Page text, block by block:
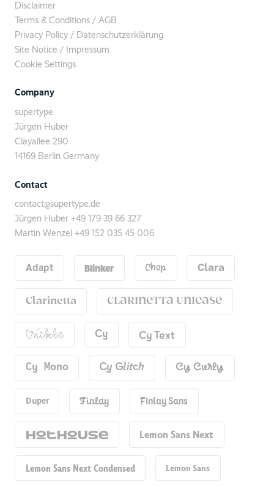
Disclaimer
Terms & Conditions / AGB
Privacy Policy / Datenschutzerklärung
Site Notice / Impressum
Cookie Settings
Company
supertype
Jürgen Huber
Clayallee 290
14169 Berlin Germany
Contact
contact@supertype.de
Jürgen Huber +49 179 39 66 327
Martin Wenzel +49 152 035 45 006
Adapt Blinker Chop Clara
Clarinetta Clarinetta Unicase
Crickle Cy Cy Text
Cy Mono Cy Glitch Cy Curly
Duper Finlay Finlay Sans
Hot​house Lemon Sans Next
Lemon Sans Next Condensed Lemon Sans